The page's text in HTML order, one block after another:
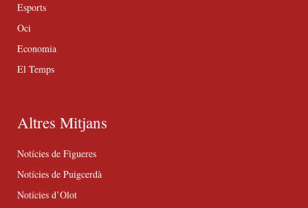
Esports
Oci
Economia
El Temps
Altres Mitjans
Notícies de Figueres
Notícies de Puigcerdà
Notícies d’Olot